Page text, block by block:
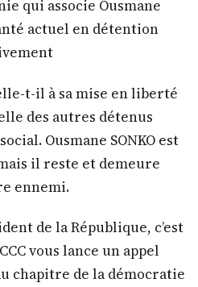
qui associe Ousmane
actuel en détention
t-il à sa mise en liberté
des autres détenus
Ousmane SONKO est
il reste et demeure
ennemi.
de la République, c’est
vous lance un appel
chapitre de la démocratie